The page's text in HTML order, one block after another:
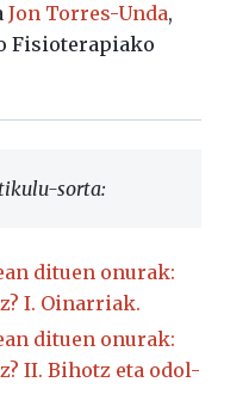
Jon Torres-Unda,
Fisioterapiako
sorta:
dituen onurak:
I. Oinarriak.
dituen onurak:
II. Bihotz eta odol-